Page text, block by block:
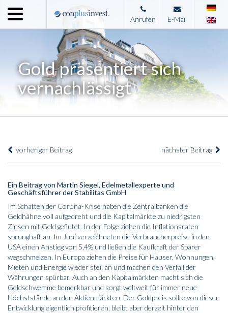
Menu
Home
Leistungen
Immobilienangebote
Kontakt
Anrufen E-Mail
Gold präsentiert sich
vernachlässigt
vorheriger Beitrag nächster Beitrag
Ein Beitrag von Martin Siegel, Edelmetallexperte und
Geschäftsführer der Stabilitas GmbH
Im Schatten der Corona-Krise haben die Zentralbanken die
Geldhähne voll aufgedreht und die Kapitalmärkte zu niedrigsten
Zinsen mit Geld geflutet. In der Folge ziehen die Inflationsraten
sprunghaft an. Im Juni verzeichneten die Verbraucherpreise in den
USA einen Anstieg von 5,4% und ließen die Kaufkraft der Sparer
wegschmelzen. In Europa ziehen die Preise für Häuser, Wohnungen,
Mieten und Energie wieder steil an und machen den Verfall der
Währungen spürbar. Auch an den Kapitalmärkten macht sich die
Geldschwemme bemerkbar und sorgt weltweit für immer neue
Höchststände an den Aktienmärkten. Der Goldpreis sollte von dieser
Entwicklung eigentlich profitieren, bleibt aber derzeit hinter den